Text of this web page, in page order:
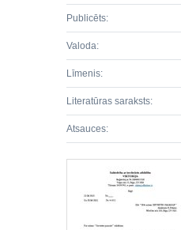
Publicēts:
Valoda:
Līmenis:
Literatūras saraksts:
Atsauces: